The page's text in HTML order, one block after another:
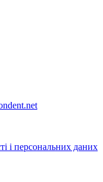
і персональних даних